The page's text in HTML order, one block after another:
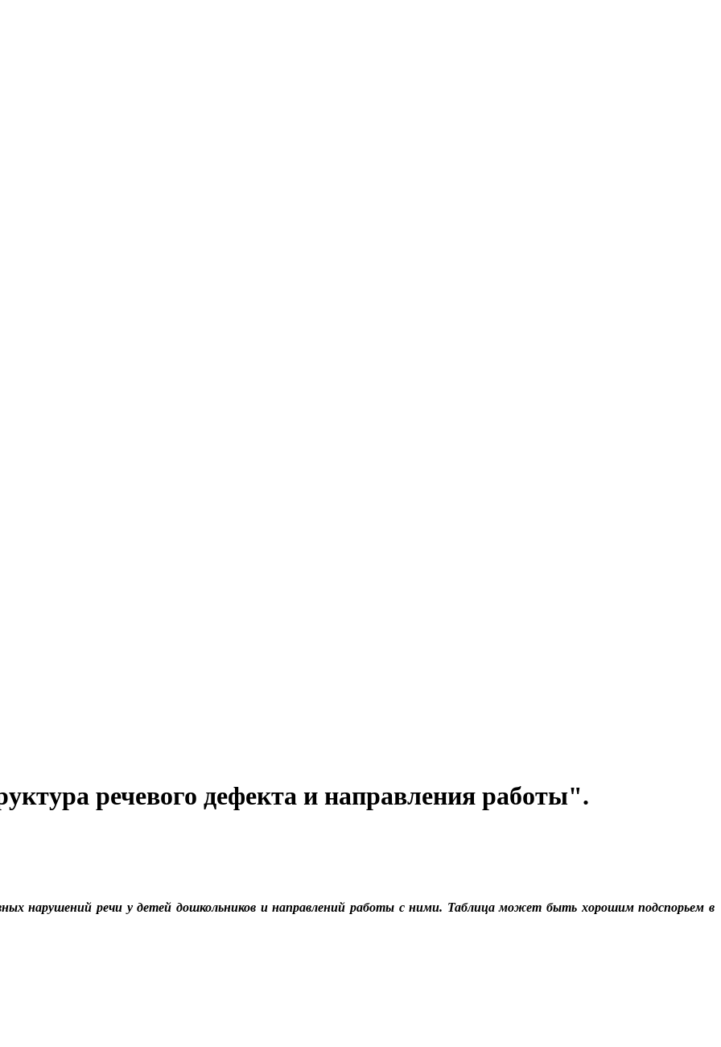
речевого дефекта и направления работы".
нарушений речи у детей дошкольников и направлений работы с ними. Таблица может быть хорошим подспорьем в